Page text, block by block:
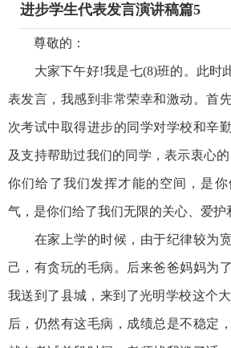
进步学生代表发言演讲稿篇5
尊敬的：
大家下午好!我是七(8)班的。此时
表发言，我感到非常荣幸和激动。首
次考试中取得进步的同学对学校和辛
及支持帮助过我们的同学，表示衷心
你们给了我们发挥才能的空间，是
气，是你们给了我们无限的关心、爱护
在家上学的时候，由于纪律较为宽
己，有贪玩的毛病。后来爸爸妈妈为
我送到了县城，来到了光明学校这个
后，仍然有这毛病，成绩总是不稳定